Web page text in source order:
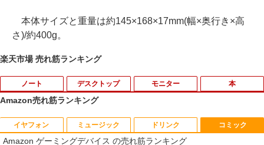
本体サイズと重量は約145×168×17mm(幅×奥行き×高
さ)/約400g。
楽天市場 売れ筋ランキング
ノート
1
■新品■Panasonic Let's note CF-SZ5 C
F-SZ6 CF-SV1 CF-SV2 CF-SV7 CF-SV8
デスクトップ モニター
1
モバイルモニター 15.6インチ InnoView
モバイルディスプレイ 自立型 1920*1080
本
1
道路橋示方書・同解説 II 鋼部材・鋼上部
構造編（令和7年10月） [ 公益社団法
Amazon売れ筋ランキング
イヤフォン ミュージック ドリンク コミック
Amazon ゲーミングデバイス の売れ筋ランキング